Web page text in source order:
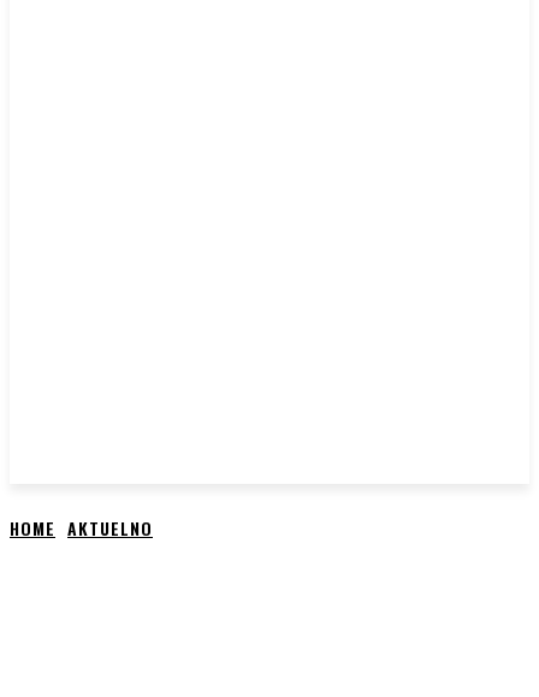
HOME AKTUELNO